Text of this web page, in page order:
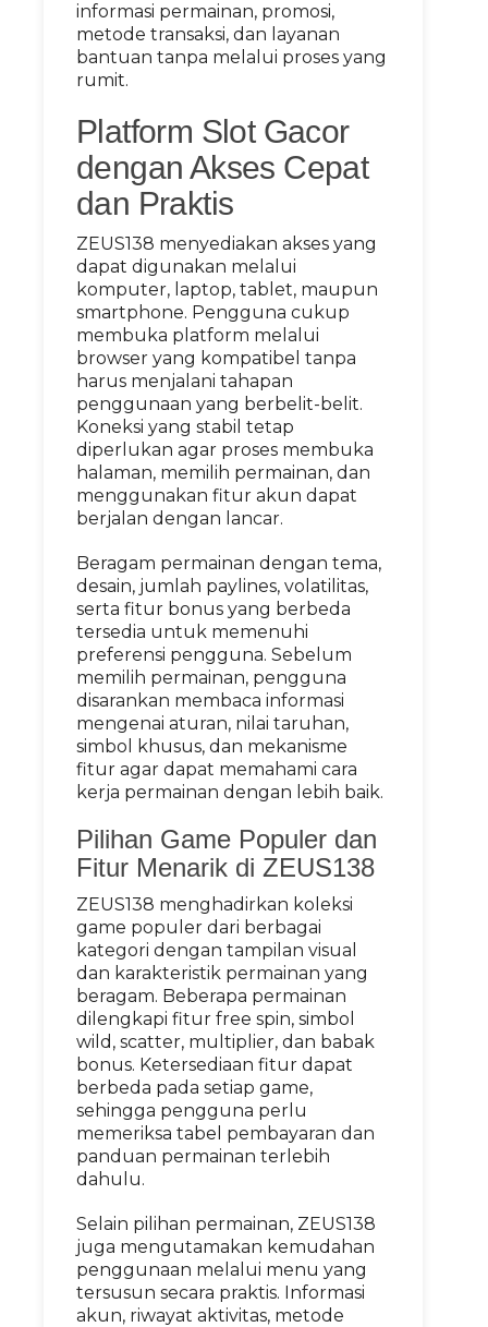
informasi permainan, promosi,
metode transaksi, dan layanan
bantuan tanpa melalui proses yang
rumit.
Platform Slot Gacor
dengan Akses Cepat
dan Praktis
ZEUS138 menyediakan akses yang
dapat digunakan melalui
komputer, laptop, tablet, maupun
smartphone. Pengguna cukup
membuka platform melalui
browser yang kompatibel tanpa
harus menjalani tahapan
penggunaan yang berbelit-belit.
Koneksi yang stabil tetap
diperlukan agar proses membuka
halaman, memilih permainan, dan
menggunakan fitur akun dapat
berjalan dengan lancar.
Beragam permainan dengan tema,
desain, jumlah paylines, volatilitas,
serta fitur bonus yang berbeda
tersedia untuk memenuhi
preferensi pengguna. Sebelum
memilih permainan, pengguna
disarankan membaca informasi
mengenai aturan, nilai taruhan,
simbol khusus, dan mekanisme
fitur agar dapat memahami cara
kerja permainan dengan lebih baik.
Pilihan Game Populer dan
Fitur Menarik di ZEUS138
ZEUS138 menghadirkan koleksi
game populer dari berbagai
kategori dengan tampilan visual
dan karakteristik permainan yang
beragam. Beberapa permainan
dilengkapi fitur free spin, simbol
wild, scatter, multiplier, dan babak
bonus. Ketersediaan fitur dapat
berbeda pada setiap game,
sehingga pengguna perlu
memeriksa tabel pembayaran dan
panduan permainan terlebih
dahulu.
Selain pilihan permainan, ZEUS138
juga mengutamakan kemudahan
penggunaan melalui menu yang
tersusun secara praktis. Informasi
akun, riwayat aktivitas, metode